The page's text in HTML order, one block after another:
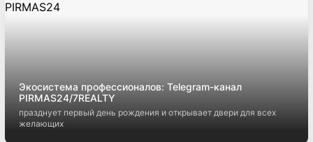
Экосистема профессионалов: Telegram-канал
PIRMAS24/7REALTY
празднует первый день рождения и открывает двери для всех
желающих